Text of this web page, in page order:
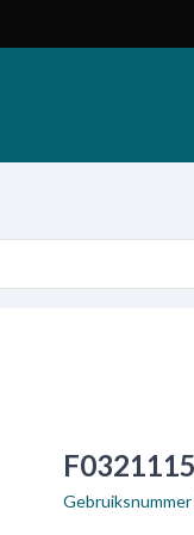
Gebruiksnummer